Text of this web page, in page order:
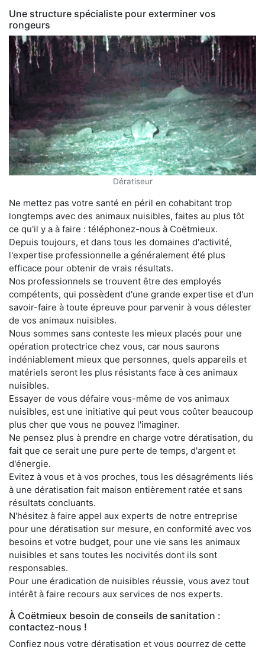
Une structure spécialiste pour exterminer vos
rongeurs
Dératiseur
Ne mettez pas votre santé en péril en cohabitant trop
longtemps avec des animaux nuisibles, faites au plus tôt
ce qu'il y a à faire : téléphonez-nous à Coëtmieux.
Depuis toujours, et dans tous les domaines d'activité,
l'expertise professionnelle a généralement été plus
efficace pour obtenir de vrais résultats.
Nos professionnels se trouvent être des employés
compétents, qui possèdent d'une grande expertise et d'un
savoir-faire à toute épreuve pour parvenir à vous délester
de vos animaux nuisibles.
Nous sommes sans conteste les mieux placés pour une
opération protectrice chez vous, car nous saurons
indéniablement mieux que personnes, quels appareils et
matériels seront les plus résistants face à ces animaux
nuisibles.
Essayer de vous défaire vous-même de vos animaux
nuisibles, est une initiative qui peut vous coûter beaucoup
plus cher que vous ne pouvez l'imaginer.
Ne pensez plus à prendre en charge votre dératisation, du
fait que ce serait une pure perte de temps, d'argent et
d'énergie.
Evitez à vous et à vos proches, tous les désagréments liés
à une dératisation fait maison entièrement ratée et sans
résultats concluants.
N'hésitez à faire appel aux experts de notre entreprise
pour une dératisation sur mesure, en conformité avec vos
besoins et votre budget, pour une vie sans les animaux
nuisibles et sans toutes les nocivités dont ils sont
responsables.
Pour une éradication de nuisibles réussie, vous avez tout
intérêt à faire recours aux services de nos experts.
À Coëtmieux besoin de conseils de sanitation :
contactez-nous !
Confiez nous votre dératisation et vous pourrez de cette